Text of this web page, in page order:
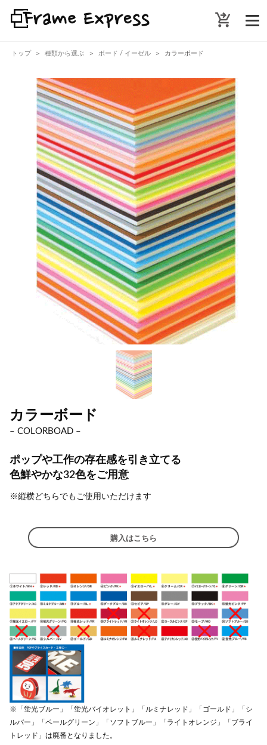
shopping_cart_checkout
トップ 種類から選ぶ ボード / イーゼル カラーボード
カラーボード
– COLORBOAD –
ポップや工作の存在感を引き立てる
色鮮やかな32色をご用意
※縦横どちらでもご使用いただけます
購入はこちら
※「蛍光ブルー」「蛍光バイオレット」「ルミナレッド」「ゴールド」「シ
ルバー」「ペールグリーン」「ソフトブルー」「ライトオレンジ」「ブライ
トレッド」は廃番となりました。